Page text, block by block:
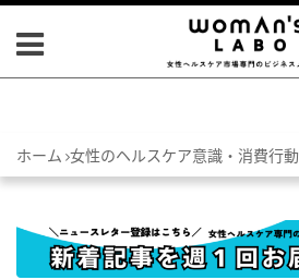
ホーム 女性のヘルスケア意識・消費行動